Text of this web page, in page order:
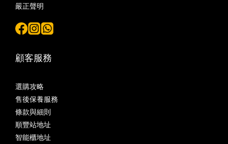
嚴正聲明
顧客服務
選購攻略
售後保養服務
條款與細則
順豐站地址
智能櫃地址